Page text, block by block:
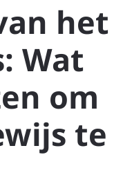
het
Wat
om
te